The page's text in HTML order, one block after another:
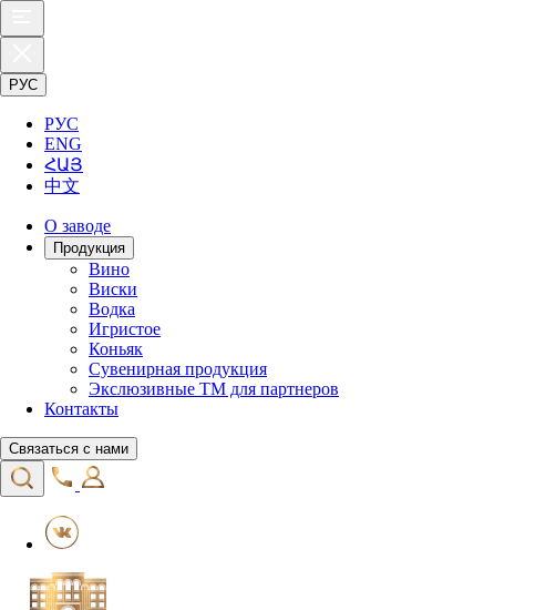
РУС
РУС
ENG
ՀԱՅ
中文
О заводе
Продукция
Вино
Виски
Водка
Игристое
Коньяк
Сувенирная продукция
Экслюзивные ТМ для партнеров
Контакты
Связаться с нами